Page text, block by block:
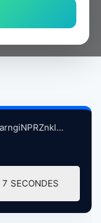
SAMPHLPS2004CretrsatCarngiNPRZnklHllNwYrkC, 10-19-2004 atse.zip
7 SECONDES